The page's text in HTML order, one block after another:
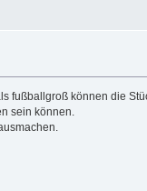
fußballgroß können die
sein können.